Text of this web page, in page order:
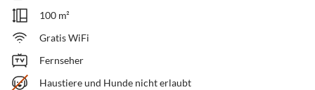
100 m²
Gratis WiFi
Fernseher
Haustiere und Hunde nicht erlaubt